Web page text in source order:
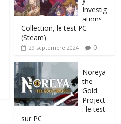
Investig
ations
Collection, le test PC
(Steam)
29 septembre 2024 0
Noreya
the
Gold
Project
: le test
sur PC